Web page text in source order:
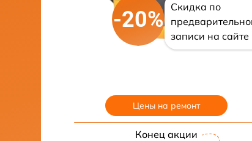
-20%
Скидка по
записи на сайте
Цены на ремонт
Конец акции